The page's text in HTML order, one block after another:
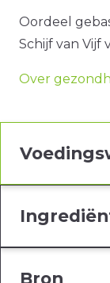
Oordeel
Schijf van Vijf
Over
Bron